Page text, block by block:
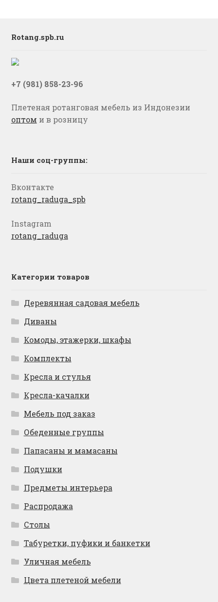
Rotang.spb.ru
+7 (981) 858-23-96
Плетеная ротанговая мебель из Индонезии
оптом и в розницу
Наши соц-группы:
Вконтакте
rotang_raduga_spb
Instagram
rotang_raduga
Категории товаров
Деревянная садовая мебель
Диваны
Комоды, этажерки, шкафы
Комплекты
Кресла и стулья
Кресла-качалки
Мебель под заказ
Обеденные группы
Папасаны и мамасаны
Подушки
Предметы интерьера
Распродажа
Столы
Табуретки, пуфики и банкетки
Уличная мебель
Цвета плетеной мебели